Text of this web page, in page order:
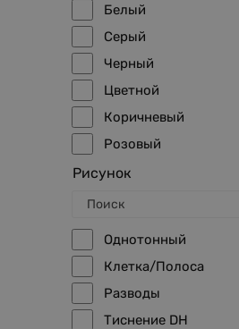
Искусственный мех
Плюш
Натуральная замша
Искусственная замша
Белый
Серый
Черный
Цветной
Коричневый
Розовый
Красный
Желтый
Синий
Рисунок
Однотонный
Клетка/Полоса
Разводы
Тиснение DH